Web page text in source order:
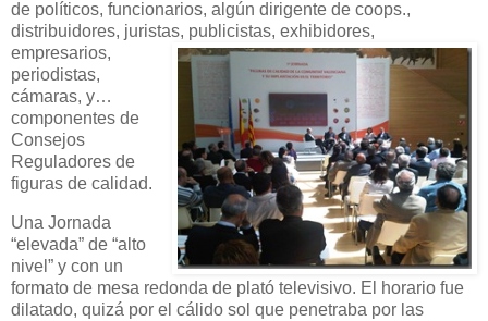
de políticos, funcionarios, algún dirigente de coops.,
distribuidores, juristas, publicistas, exhibidores,
empresarios,
periodistas,
cámaras, y…
componentes de
Consejos
Reguladores de
figuras de calidad.
Una Jornada
“elevada” de “alto
nivel” y con un
formato de mesa redonda de plató televisivo. El horario fue
dilatado, quizá por el cálido sol que penetraba por las